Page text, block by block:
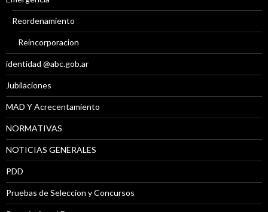
Reordenamiento
Reincorporacion
identidad @abc.gob.ar
Jubilaciones
MAD Y Acrecentamiento
NORMATIVAS
NOTICIAS GENERALES
PDD
Pruebas de Seleccion y Concursos